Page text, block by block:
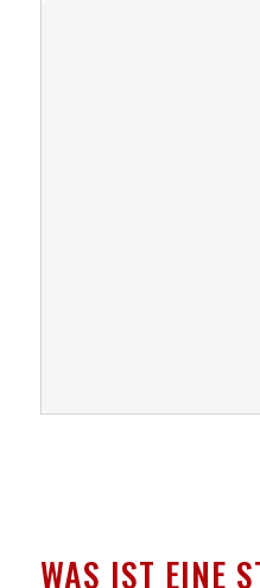
WAS IST EINE